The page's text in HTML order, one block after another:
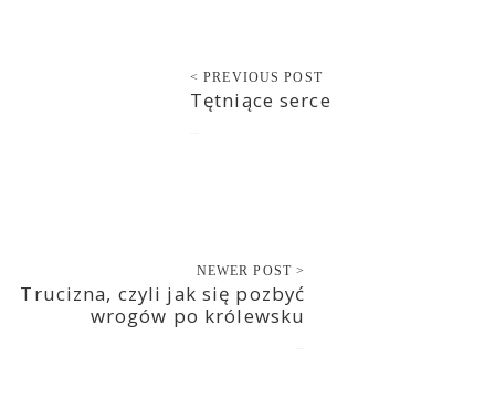
< PREVIOUS POST
Tętniące serce
NEWER POST >
Trucizna, czyli jak się pozbyć
wrogów po królewsku